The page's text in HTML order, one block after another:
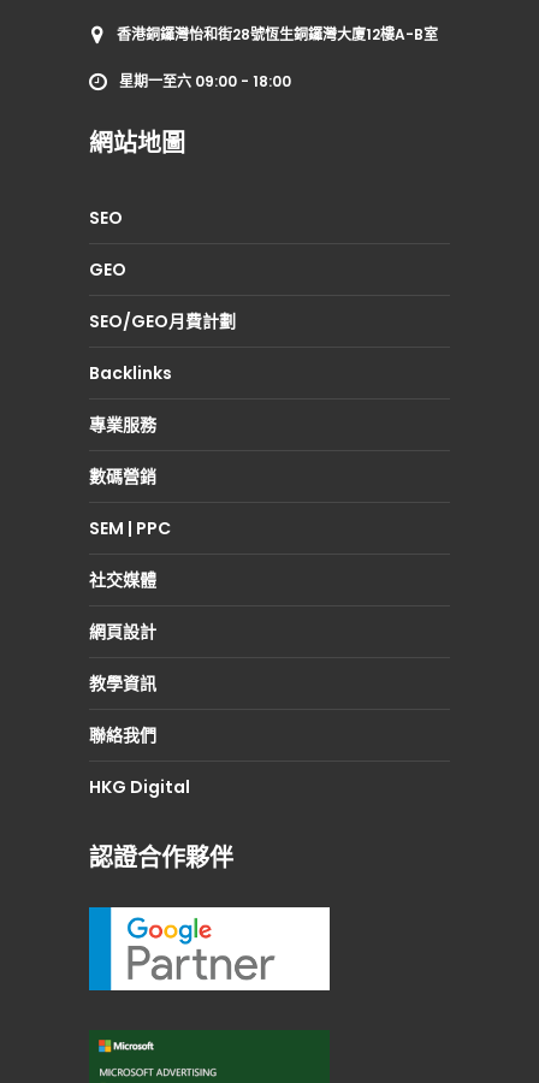
香港銅鑼灣怡和街28號恆生銅鑼灣大廈12樓A-B室
星期一至六 09:00 - 18:00
網站地圖
SEO
GEO
SEO/GEO月費計劃
Backlinks
專業服務
數碼營銷
SEM | PPC
社交媒體
網頁設計
教學資訊
聯絡我們
HKG Digital
認證合作夥伴